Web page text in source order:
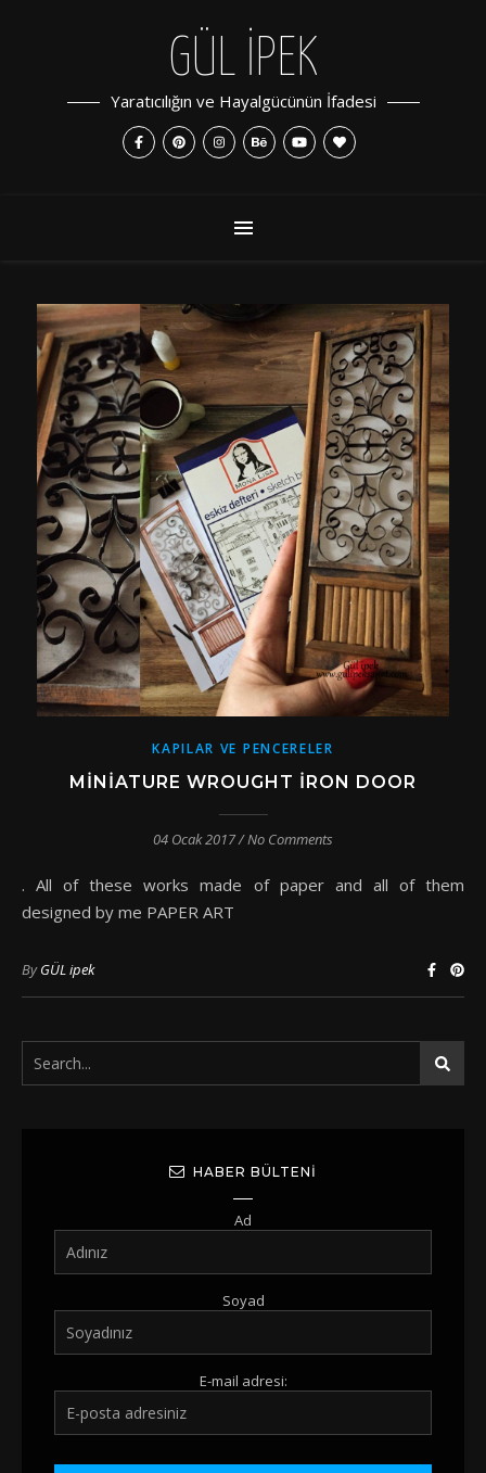
GÜL İPEK
Yaratıcılığın ve Hayalgücünün İfadesi
KAPILAR VE PENCERELER
MINIATURE WROUGHT IRON DOOR
04 Ocak 2017/No Comments
. All of these works made of paper and all of them
designed by me PAPER ART
ByGÜL ipek
HABER BÜLTENI
Ad
Soyad
E-mail adresi: